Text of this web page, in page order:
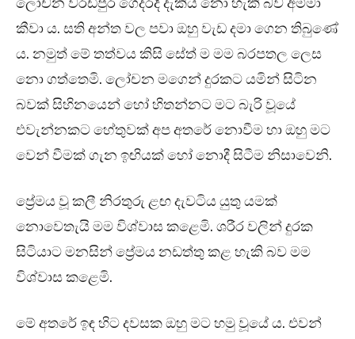
කීවා ය. සති අන්ත වල පවා ඔහු වැඩ දමා ගෙන තිබුණේ
ය. නමුත් මේ තත්වය කිසි සේත් ම මම බරපතල ලෙස
නො ගත්තෙමි. ලෝචන මගෙන් දුරකට යමින් සිටින
බවක් සිහිනයෙන් හෝ හිතන්නට මට බැරි වූයේ
එවැන්නකට හේතුවක් අප අතරේ නොවීම හා ඔහු මට
වෙන් වීමක් ගැන ඉඟියක් හෝ නොදී සිටීම නිසාවෙනි.
ප්‍රේමය වූ කලී නිරතුරු ළඟ දැවටිය යුතු යමක්
නොවෙතැයි මම විශ්වාස කළෙමි. ශරීර වලින් දුරක
සිටියාට මනසින් ප්‍රේමය නඩත්තු කළ හැකි බව මම
විශ්වාස කළෙමි.
මේ අතරේ ඉඳ හිට දවසක ඔහු මට හමු වූයේ ය. එවන්